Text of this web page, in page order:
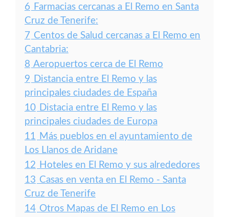
6 Farmacias cercanas a El Remo en Santa
Cruz de Tenerife:
7 Centos de Salud cercanas a El Remo en
Cantabria:
8 Aeropuertos cerca de El Remo
9 Distancia entre El Remo y las
principales ciudades de España
10 Distacia entre El Remo y las
principales ciudades de Europa
11 Más pueblos en el ayuntamiento de
Los Llanos de Aridane
12 Hoteles en El Remo y sus alrededores
13 Casas en venta en El Remo - Santa
Cruz de Tenerife
14 Otros Mapas de El Remo en Los